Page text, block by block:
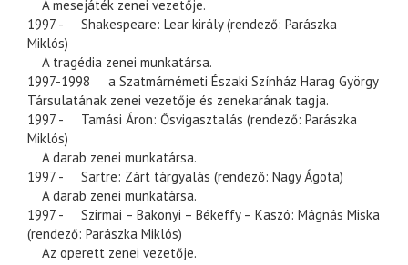
A mesejáték zenei vezetője.
1997 - Shakespeare: Lear király (rendező: Parászka
Miklós)
A tragédia zenei munkatársa.
1997-1998 a Szatmárnémeti Északi Színház Harag György
Társulatának zenei vezetője és zenekarának tagja.
1997 - Tamási Áron: Ősvigasztalás (rendező: Parászka
Miklós)
A darab zenei munkatársa.
1997 - Sartre: Zárt tárgyalás (rendező: Nagy Ágota)
A darab zenei munkatársa.
1997 - Szirmai – Bakonyi – Békeffy – Kaszó: Mágnás Miska
(rendező: Parászka Miklós)
Az operett zenei vezetője.